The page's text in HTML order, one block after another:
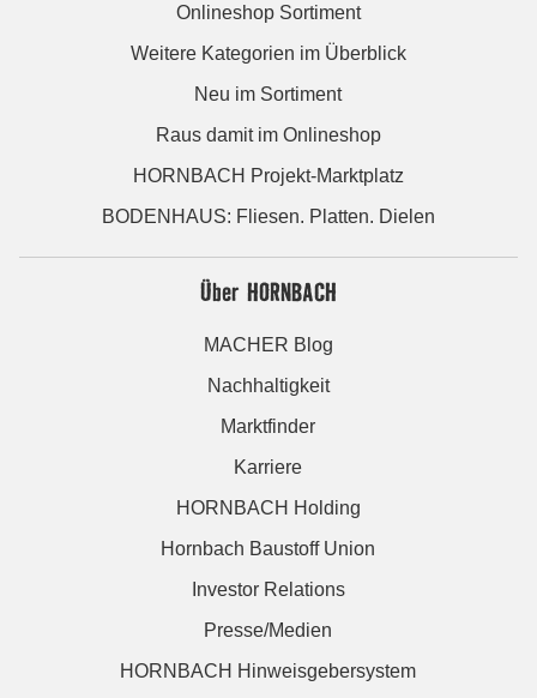
Onlineshop Sortiment
Weitere Kategorien im Überblick
Neu im Sortiment
Raus damit im Onlineshop
HORNBACH Projekt-Marktplatz
BODENHAUS: Fliesen. Platten. Dielen
Über HORNBACH
MACHER Blog
Nachhaltigkeit
Marktfinder
Karriere
HORNBACH Holding
Hornbach Baustoff Union
Investor Relations
Presse/Medien
HORNBACH Hinweisgebersystem